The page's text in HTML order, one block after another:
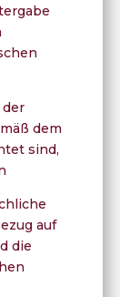
dem
sind,
auf
die